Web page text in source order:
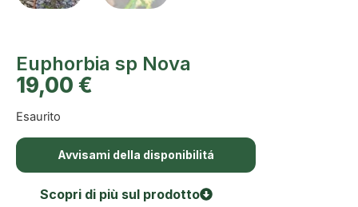
Euphorbia sp Nova
19,00 €
Esaurito
Avvisami della disponibilitá
Scopri di più sul prodotto